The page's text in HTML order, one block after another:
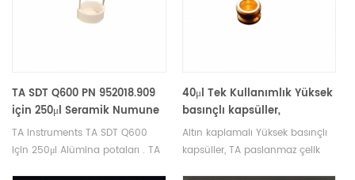
TA SDT Q600 PN 952018.909
için 250μl Seramik Numune
Tavaları
TA Instruments TA SDT Q600
için 250μl Alümina potaları . TA
40μl Tek Kullanımlık Yüksek
basınçlı kapsüller,
Paslanmaz çelik, TA
Instruments için altın
Altın kaplamalı Yüksek basınçlı
kapsüller, TA paslanmaz çelik